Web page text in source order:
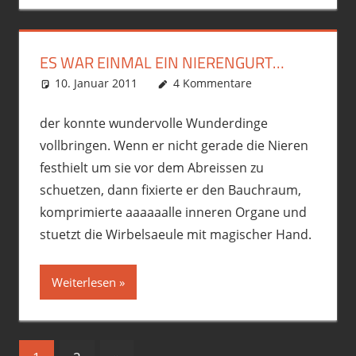
ES WAR EINMAL EIN NIERENGURT…
10. Januar 2011 phil
Allgemein,
political incorrect
4 Kommentare
der konnte wundervolle Wunderdinge
vollbringen. Wenn er nicht gerade die Nieren
festhielt um sie vor dem Abreissen zu
schuetzen, dann fixierte er den Bauchraum,
komprimierte aaaaaalle inneren Organe und
stuetzt die Wirbelsaeule mit magischer Hand.
Weiterlesen